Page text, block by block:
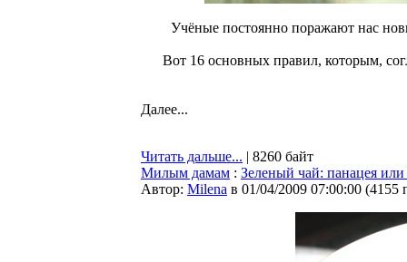
Учёные постоянно поражают нас
Вот 16 основных правил, которым,
Далее...
Читать дальше... | 8260 байт
Милым дамам : Зеленый чай: панацея или
Автор: Milena в 01/04/2009 07:00:00 (4155